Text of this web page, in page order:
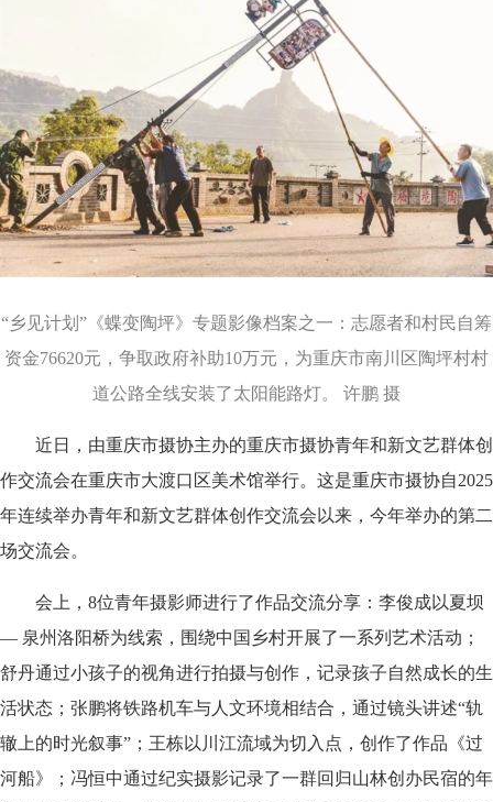
“乡见计划”《蝶变陶坪》专题影像档案之一：志愿者和村民自筹
资金76620元，争取政府补助10万元，为重庆市南川区陶坪村村
道公路全线安装了太阳能路灯。 许鹏 摄
近日，由重庆市摄协主办的重庆市摄协青年和新文艺群体创
作交流会在重庆市大渡口区美术馆举行。这是重庆市摄协自2025
年连续举办青年和新文艺群体创作交流会以来，今年举办的第二
场交流会。
会上，8位青年摄影师进行了作品交流分享：李俊成以夏坝
— 泉州洛阳桥为线索，围绕中国乡村开展了一系列艺术活动；
舒丹通过小孩子的视角进行拍摄与创作，记录孩子自然成长的生
活状态；张鹏将铁路机车与人文环境相结合，通过镜头讲述“轨
辙上的时光叙事”；王栋以川江流域为切入点，创作了作品《过
河船》；冯恒中通过纪实摄影记录了一群回归山林创办民宿的年